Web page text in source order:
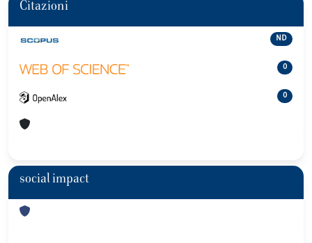
Citazioni
ND
0
0
social impact